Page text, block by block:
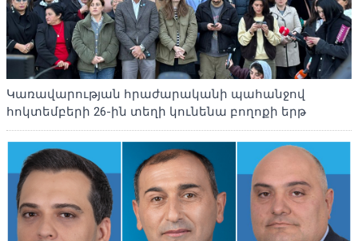
Կառավարության հրաժարականի պահանջով
հոկտեմբերի 26-ին տեղի կունենա բողոքի երթ